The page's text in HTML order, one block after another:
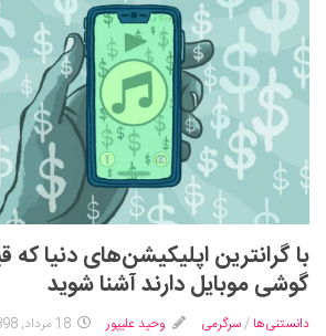
با گرانترین اپلیکیشن‌های دنیا
گوشی موبایل دارند آشنا شوید
دانستنی‌ها /سرگرمی وحید علیپور 18 مرداد, 1398